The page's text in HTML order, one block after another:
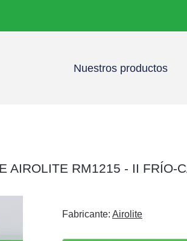
Nuestros productos
AIROLITE RM1215 - II FRÍO-
Fabricante: Airolite